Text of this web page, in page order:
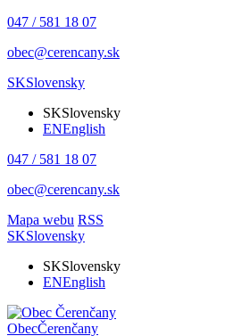
047 / 581 18 07
obec@cerencany.sk
SKSlovensky
SKSlovensky
ENEnglish
047 / 581 18 07
obec@cerencany.sk
Mapa webu RSS
SKSlovensky
SKSlovensky
ENEnglish
ObecČerenčany